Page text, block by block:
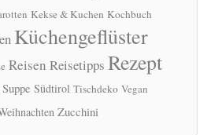
Kekse & Kuchen Kochbuch
Küchengeflüster
Reisen Reisetipps Rezept
Suppe Südtirol Tischdeko Vegan
Zucchini